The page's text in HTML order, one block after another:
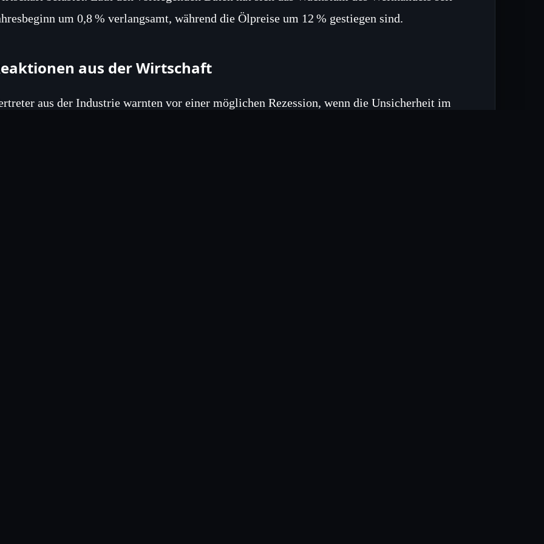
um 0,8 % verlangsamt, während die Ölpreise um 12 % gestiegen sind.
aus der Wirtschaft
aus der Industrie warnten vor einer möglichen Rezession, wenn die Unsicherheit im